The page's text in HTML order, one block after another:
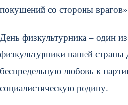
покушений со стороны
День физкультурника – один
физкультурники нашей страны
беспредельную любовь к
социалистическую родину.